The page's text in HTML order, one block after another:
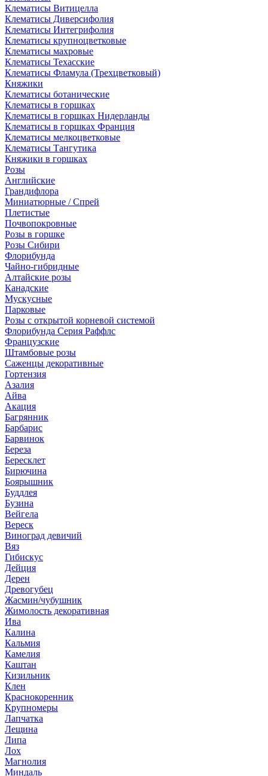
Клематисы Витицелла
Клематисы Диверсифолия
Клематисы Интегрифолия
Клематисы крупноцветковые
Клематисы махровые
Клематисы Техасские
Клематисы Фламула (Трехцветковый)
Княжики
Клематисы ботанические
Клематисы в горшках
Клематисы в горшках Нидерланды
Клематисы в горшках Франция
Клематисы мелкоцветковые
Клематисы Тангутика
Княжики в горшках
Розы
Английские
Грандифлора
Миниатюрные / Спрей
Плетистые
Почвопокровные
Розы в горшке
Розы Сибири
Флорибунда
Чайно-гибридные
Алтайские розы
Канадские
Мускусные
Парковые
Розы с открытой корневой системой
Флорибунда Серия Раффлс
Французские
Штамбовые розы
Саженцы декоративные
Гортензия
Азалия
Айва
Акация
Багрянник
Барбарис
Барвинок
Береза
Бересклет
Бирючина
Боярышник
Буддлея
Бузина
Вейгела
Вереск
Виноград девичий
Вяз
Гибискус
Дейция
Дерен
Древогубец
Жасмин/чубушник
Жимолость декоративная
Ива
Калина
Кальмия
Камелия
Каштан
Кизильник
Клен
Краснокоренник
Крупномеры
Лапчатка
Лещина
Липа
Лох
Магнолия
Миндаль